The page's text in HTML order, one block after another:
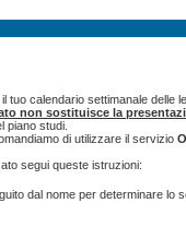
tuo calendario settimanale delle
non sostituisce la
piano studi.
di utilizzare il servizio
segui queste istruzioni:
dal nome per determinare lo